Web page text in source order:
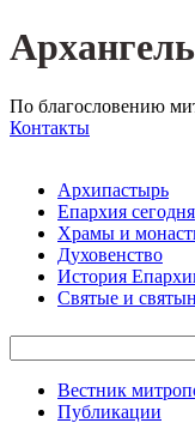
По благословению
Контакты
Архипастырь
Епархия сегодня
Храмы и
Духовенство
История
Святые и
Вестник
Публикации